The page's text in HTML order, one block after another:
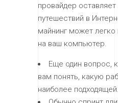
провайдер оставляет
путешествий в
майнинг может легко
на ваш компьютер.
Еще один вопрос,
вам понять, какую
наиболее подходящей.